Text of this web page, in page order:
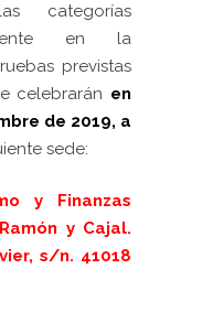
categorías
en la
previstas
celebrarán en
de 2019, a
sede:
y Finanzas
y Cajal.
s/n. 41018